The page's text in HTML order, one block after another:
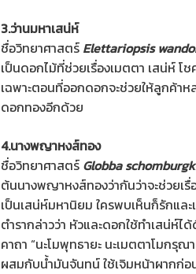
3.ว่านมหาเสน่ห์
ชื่อวิทยาศาสตร์ Elettariopsis
เป็นดอกไม้ที่ช่วยเรื่องเมตตา เสน่ห์ โ
เฉพาะตอนที่ออกดอกจะช่วยให้ลูกค้า
ดอกทองอีกด้วย
4.นางพญาหงส์ทอง
ชื่อวิทยาศาสตร์ Globba
ต้นนางพญาหงส์ทองว่ากันว่าจะช่วยเ
เป็นเสน่ห์มหานิยม ใครพบเห็นก็รักแล
ตำรากล่าวว่า หัวและดอกใช้ทำเสน่ห์
คาถา “นะโมพุทธายะ นะเมตตาโมกรุณ
ผสมกับน้ำมันจันทน์ ใช้เจิมหน้าผากก่อ